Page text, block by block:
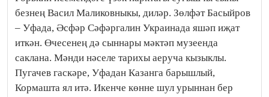
безнең Васил Маликовныкы, диләр. Зөлфәт Басыйров
– Уфада, Әсфәр Сәфәргалин Украинада яшәп иҗат
иткән. Өчесенең дә сыннары мәктәп музеенда
саклана. Мәнди нәселе тарихы аеруча кызыклы.
Пугачев гаскәре, Уфадан Казанга барышлый,
Кормашта ял итә. Икенче көнне шул урыннан бер